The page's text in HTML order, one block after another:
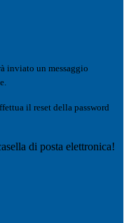
inviato un messaggio
il reset della password
di posta elettronica!